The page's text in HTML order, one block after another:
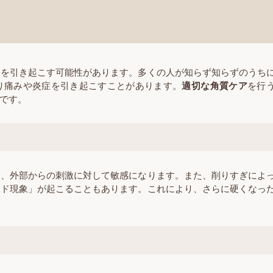
引き起こす可能性があります。多くの人が知らず知らずのうち
みや炎症を引き起こすことがあります。適切な角質ケアを行
す。
外部からの刺激に対して敏感になります。また、削りすぎによ
現象」が起こることもあります。これにより、さらに硬くなっ